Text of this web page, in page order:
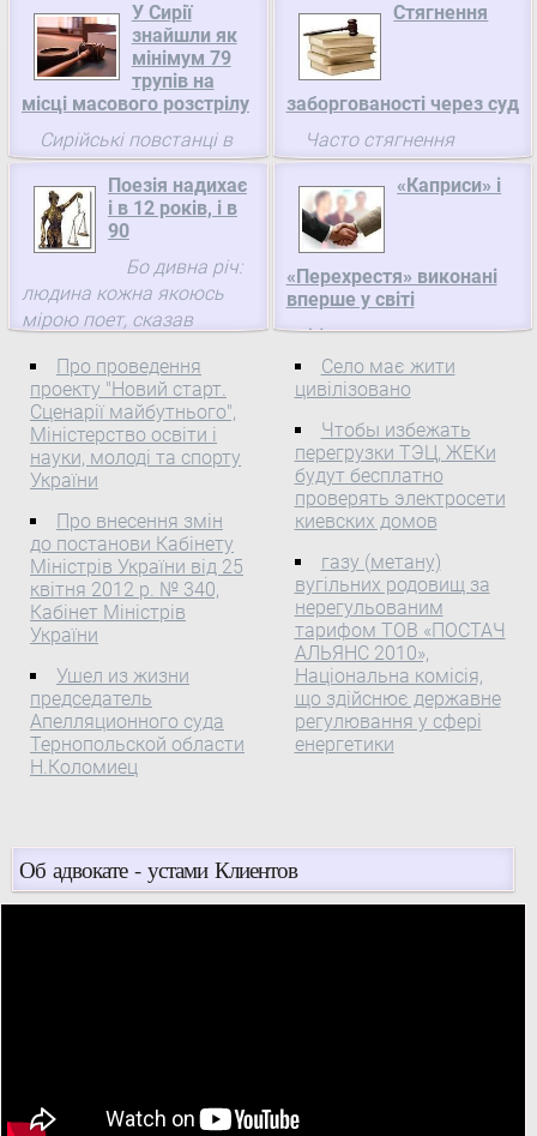
У Сирії
знайшли як
мінімум 79
трупів на
місці масового розстрілу
Сирійські повстанці в
Алеппо витягли з річки
Кувейк як мінімум 79
трупів людей, убитих
пострілом в голову з
близької відстані.
Поезія надихає
і в 12 років, і в
90
Бо дивна річ:
людина кожна якоюсь
мірою поет, сказав
Максим Рильський, а
Фонд та Київський музей-
садиба його імені,
Український фонд
культури і постійний
Про проведення
проекту "Новий старт.
Сценарії майбутнього",
Міністерство освіти і
науки, молоді та спорту
України
Про внесення змін
до постанови Кабінету
Міністрів України від 25
квітня 2012 р. № 340,
Кабінет Міністрів
України
Ушел из жизни
председатель
Апелляционного суда
Тернопольской области
Н.Коломиец
Стягнення
заборгованості через суд
Часто стягнення
заборгованості з
боржника буде
можливим здійснити
лише після того, як було
розглянуто та
задоволено судом
позовну заяву від
«Каприси» і
«Перехрестя» виконані
вперше у світі
Минулого сезону
репертуар театру
поповнився кількома
створені і виконані
вперше у світі: це балети
Каприси і Перехрестя.
Перший поставив
балетмейстер ...
Село має жити
цивілізовано
Чтобы избежать
перегрузки ТЭЦ, ЖЕКи
будут бесплатно
проверять электросети
киевских домов
газу (метану)
вугільних родовищ за
нерегульованим
тарифом ТОВ «ПОСТАЧ
АЛЬЯНС 2010»,
Національна комісія,
що здійснює державне
регулювання у сфері
енергетики
Об адвокате - устами Клиентов